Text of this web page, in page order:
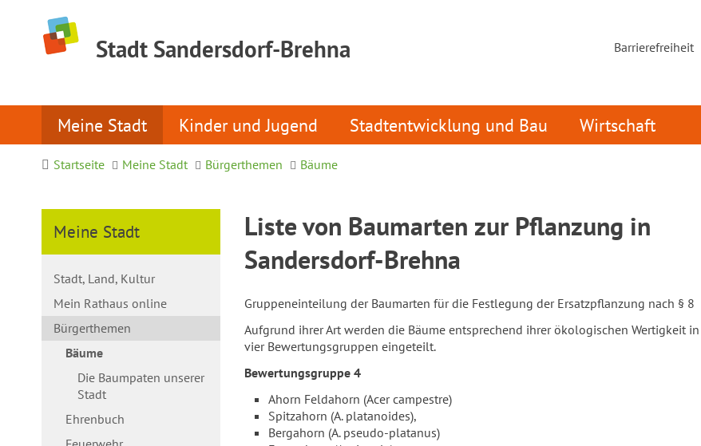
Stadt Sandersdorf-Brehna Barrierefreiheit
Meine Stadt Kinder und Jugend Stadtentwicklung und Bau Wirtschaft
Startseite Meine Stadt Bürgerthemen Bäume
Meine Stadt
Stadt, Land, Kultur
Mein Rathaus online
Bürgerthemen
Bäume
Die Baumpaten unserer
Stadt
Ehrenbuch
Liste von Baumarten zur Pflanzung in
Sandersdorf-Brehna
Gruppeneinteilung der Baumarten für die Festlegung der Ersatzpflanzung nach § 8
Aufgrund ihrer Art werden die Bäume entsprechend ihrer ökologischen Wertigkeit in
vier Bewertungsgruppen eingeteilt.
Bewertungsgruppe 4
Ahorn Feldahorn (Acer campestre)
Spitzahorn (A. platanoides),
Bergahorn (A. pseudo-platanus)